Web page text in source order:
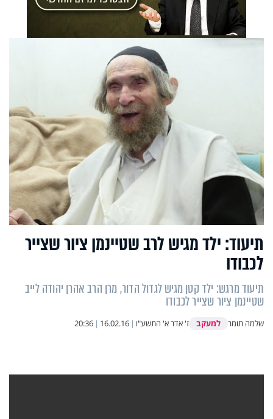
תיעוד: ילד מגיש לרב שטיינמן ציור שצייר
לכבודו
תיעוד מרגש: ילד קטן מגיש לגדול הדור, מרן הרב אהרן יהודה לייב
שטיינמן ציור שצייר לכבודו
שלמה תומר למעקב ז' אדר א' התשע"ו |
16.02.16
|
20:36